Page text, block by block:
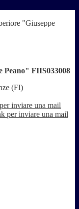
"Giuseppe
Peano" FIIS033008
(FI)
inviare una mail
per inviare una mail